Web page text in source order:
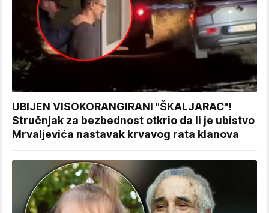
UBIJEN VISOKORANGIRANI "ŠKALJARAC"!
Stručnjak za bezbednost otkrio da li je ubistvo
Mrvaljevića nastavak krvavog rata klanova